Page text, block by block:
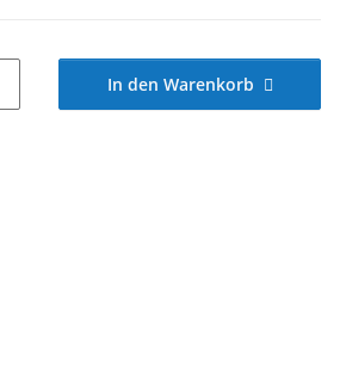
In den Warenkorb